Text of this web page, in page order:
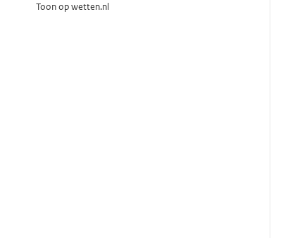
Toon op wetten.nl